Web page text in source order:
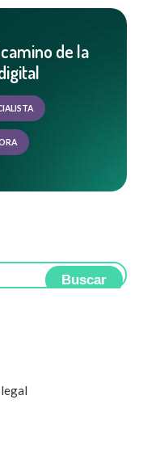
de la
Buscar